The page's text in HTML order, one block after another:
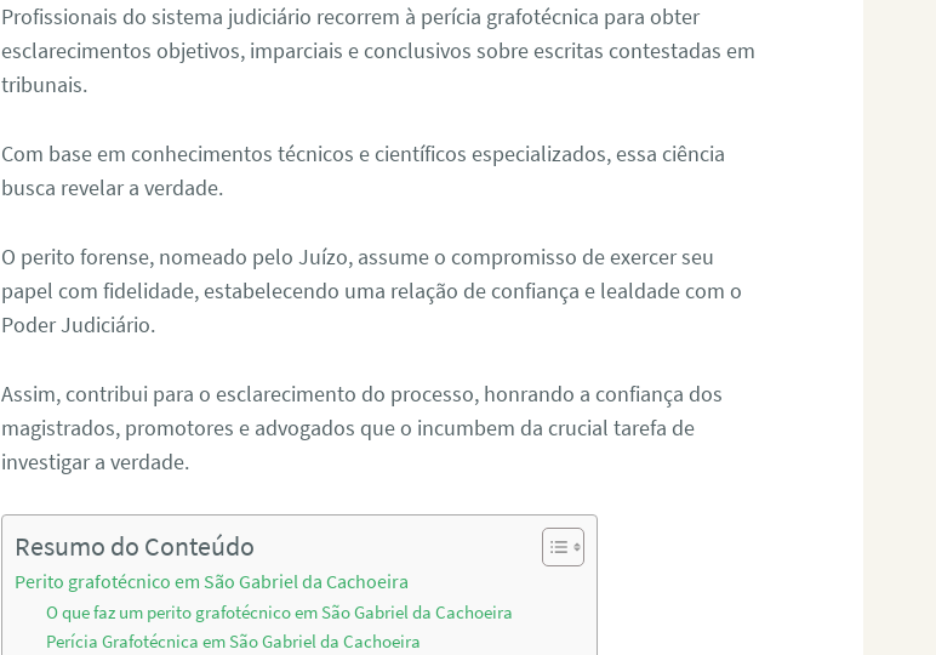
Profissionais do sistema judiciário recorrem à perícia grafotécnica para obter
esclarecimentos objetivos, imparciais e conclusivos sobre escritas contestadas em
tribunais.
Com base em conhecimentos técnicos e científicos especializados, essa ciência
busca revelar a verdade.
O perito forense, nomeado pelo Juízo, assume o compromisso de exercer seu
papel com fidelidade, estabelecendo uma relação de confiança e lealdade com o
Poder Judiciário.
Assim, contribui para o esclarecimento do processo, honrando a confiança dos
magistrados, promotores e advogados que o incumbem da crucial tarefa de
investigar a verdade.
Resumo do Conteúdo
Perito grafotécnico em São Gabriel da Cachoeira
O que faz um perito grafotécnico em São Gabriel da Cachoeira
Perícia Grafotécnica em São Gabriel da Cachoeira